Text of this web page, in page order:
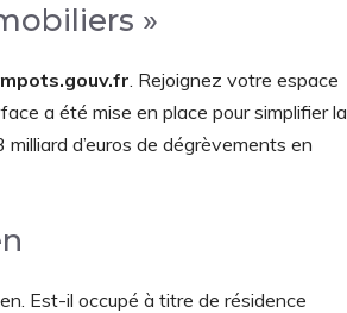
»
. Rejoignez votre espace
a été mise en place pour simplifier la
d’euros de dégrèvements en
Est-il occupé à titre de résidence